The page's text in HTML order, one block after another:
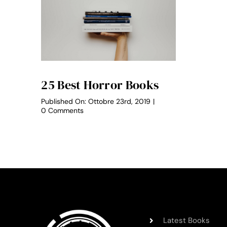
25 Best Horror Books
Published On: Ottobre 23rd, 2019 |
0 Commentson
Latest Books